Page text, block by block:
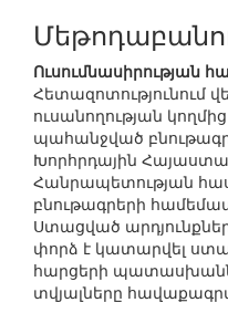
Ուսումնասիրության
Հետազոտությունում
ուսանողության
պահանջված
Խորհրդային
Հանրապետության
բնութագրերի
Ստացված
փորձ է կատարվել
հարցերի
տվյալները